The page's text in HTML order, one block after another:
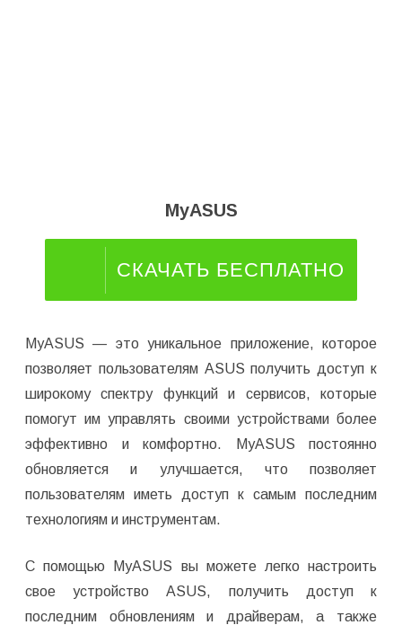
MyASUS
СКАЧАТЬ БЕСПЛАТНО
MyASUS — это уникальное приложение, которое
позволяет пользователям ASUS получить доступ к
широкому спектру функций и сервисов, которые
помогут им управлять своими устройствами более
эффективно и комфортно. MyASUS постоянно
обновляется и улучшается, что позволяет
пользователям иметь доступ к самым последним
технологиям и инструментам.
С помощью MyASUS вы можете легко настроить
свое устройство ASUS, получить доступ к
последним обновлениям и драйверам, а также